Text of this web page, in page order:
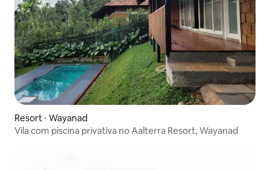
Resort ⋅ Wayanad
Vila com piscina privativa no Aalterra Resort, Wayanad